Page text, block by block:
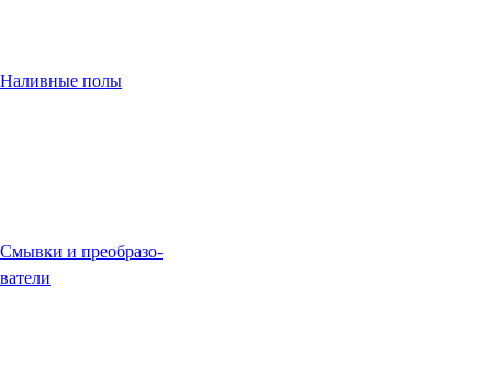
Наливные полы
Смывки и преобразо-
ватели